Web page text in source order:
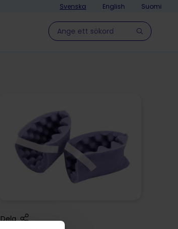
Svenska English Suomi
Hae sivulla
Dela